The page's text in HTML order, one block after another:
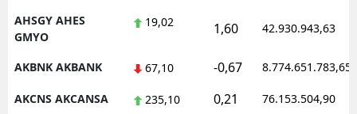
AHSGY AHES
GMYO
19,02 1,60 42.930.943,63
AKBNK AKBANK 67,10 -0,67 8.774.651.783,65
AKCNS AKCANSA 235,10 0,21 76.153.504,90